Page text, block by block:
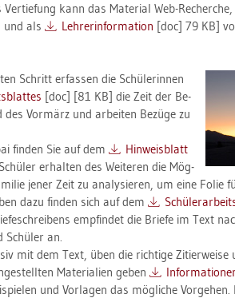
kann das Ma­te­ri­al Web-
als Leh­rer­in­for­ma­ti­on [doc] 79 KB]
Schritt er­fas­sen die Schü­le­rin­nen
[doc] [81 KB] die Zeit der Be­
Vor­märz und ar­bei­ten Be­zü­ge zu
fin­den Sie auf dem
Hin­weis­blatt
er­hal­ten des Wei­te­ren die Mög­
jener Zeit zu ana­ly­sie­ren, um eine Folie
dazu fin­den sich auf dem
emp­fin­det die Brie­fe im Text
Schü­ler an.
mit dem Text, üben die rich­ti­ge
Ma­te­ria­li­en geben
und Vor­la­gen das mög­li­che Vor­ge­hen.